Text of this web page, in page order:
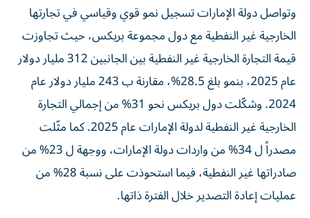
وتواصل دولة الإمارات تسجيل نمو قوي وقياسي في تجارتها
الخارجية غير النفطية مع دول مجموعة بريكس، حيث تجاوزت
قيمة التجارة الخارجية غير النفطية بين الجانبين 312 مليار دولار
عام 2025، بنمو بلغ 28.5%، مقارنة ب 243 مليار دولار عام
2024. وشكّلت دول بريكس نحو 31% من إجمالي التجارة
الخارجية غير النفطية لدولة الإمارات عام 2025. كما مثّلت
مصدراً ل 34% من واردات دولة الإمارات، ووجهة ل 23% من
صادراتها غير النفطية، فيما استحوذت على نسبة 28% من
عمليات إعادة التصدير خلال الفترة ذاتها.